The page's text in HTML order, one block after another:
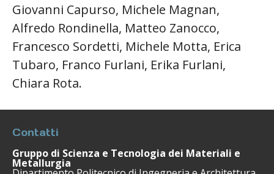
Giovanni Capurso, Michele Magnan,
Alfredo Rondinella, Matteo Zanocco,
Francesco Sordetti, Michele Motta, Erica
Tubaro, Franco Furlani, Erika Furlani,
Chiara Rota.
Contatti
Gruppo di Scienza e Tecnologia dei Materiali e
Metallurgia